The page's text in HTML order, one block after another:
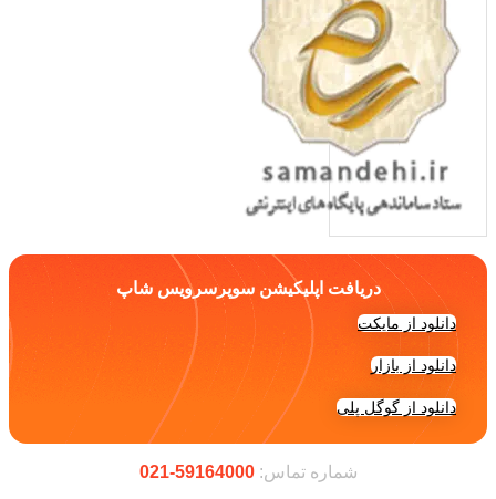
دریافت اپلیکیشن سوپرسرویس شاپ
دانلود از مایکت
دانلود از بازار
دانلود از گوگل پلی
شماره تماس:59164000-021